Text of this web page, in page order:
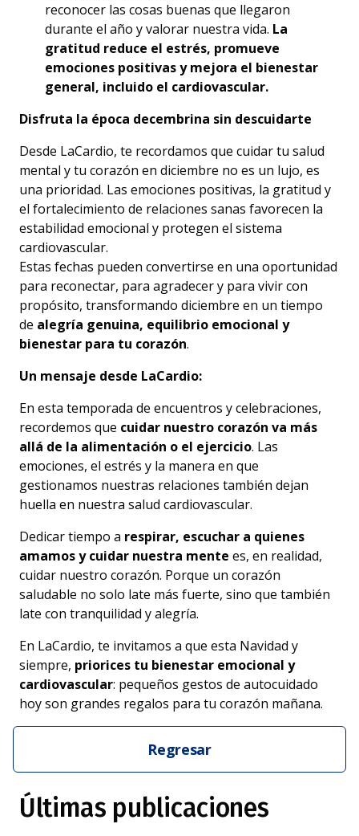
reconocer las cosas buenas que llegaron
durante el año y valorar nuestra vida. La
gratitud reduce el estrés, promueve
emociones positivas y mejora el bienestar
general, incluido el cardiovascular.
Disfruta la época decembrina sin descuidarte
Desde LaCardio, te recordamos que cuidar tu salud
mental y tu corazón en diciembre no es un lujo, es
una prioridad. Las emociones positivas, la gratitud y
el fortalecimiento de relaciones sanas favorecen la
estabilidad emocional y protegen el sistema
cardiovascular.
Estas fechas pueden convertirse en una oportunidad
para reconectar, para agradecer y para vivir con
propósito, transformando diciembre en un tiempo
de alegría genuina, equilibrio emocional y
bienestar para tu corazón.
Un mensaje desde LaCardio:
En esta temporada de encuentros y celebraciones,
recordemos que cuidar nuestro corazón va más
allá de la alimentación o el ejercicio. Las
emociones, el estrés y la manera en que
gestionamos nuestras relaciones también dejan
huella en nuestra salud cardiovascular.
Dedicar tiempo a respirar, escuchar a quienes
amamos y cuidar nuestra mente es, en realidad,
cuidar nuestro corazón. Porque un corazón
saludable no solo late más fuerte, sino que también
late con tranquilidad y alegría.
En LaCardio, te invitamos a que esta Navidad y
siempre, priorices tu bienestar emocional y
cardiovascular: pequeños gestos de autocuidado
hoy son grandes regalos para tu corazón mañana.
Regresar
Últimas publicaciones